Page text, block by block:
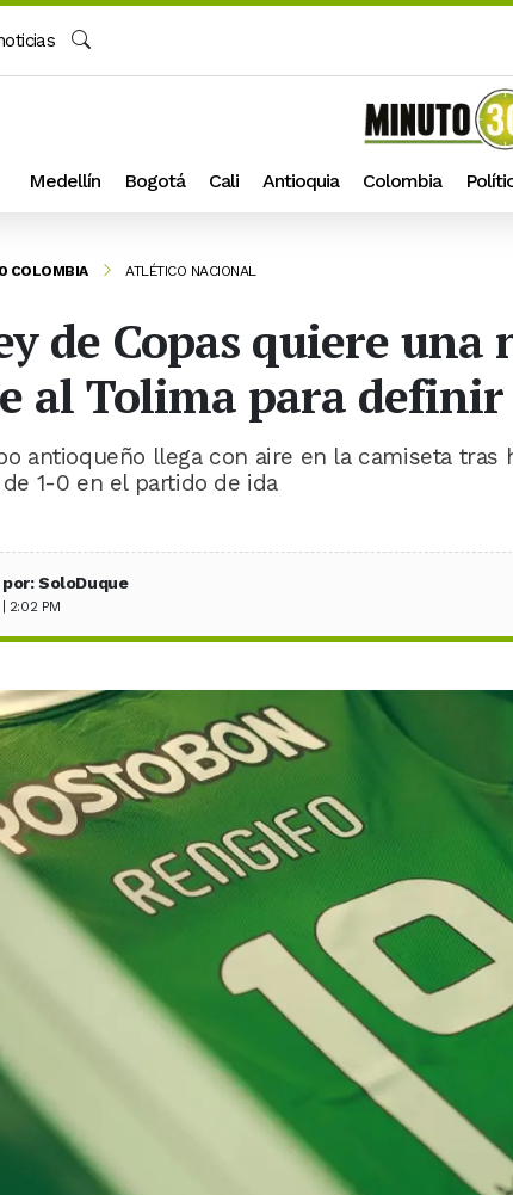
Medellín Bogotá Cali Antioquia Colombia
COLOMBIA ATLÉTICO NACIONAL
de Copas quiere
al Tolima para
antioqueño llega con aire en la camiseta tras
1-0 en el partido de ida
SoloDuque
2:02 PM